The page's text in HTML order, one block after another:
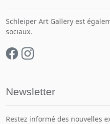
Schleiper Art Gallery est
sociaux.
Newsletter
Restez informé des nouvelles